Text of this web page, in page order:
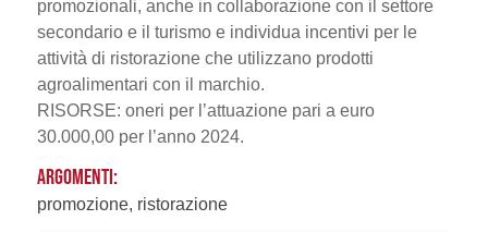
promozionali, anche in collaborazione con il settore
secondario e il turismo e individua incentivi per le
attività di ristorazione che utilizzano prodotti
agroalimentari con il marchio.
RISORSE: oneri per l’attuazione pari a euro
30.000,00 per l’anno 2024.
ARGOMENTI:
promozione, ristorazione